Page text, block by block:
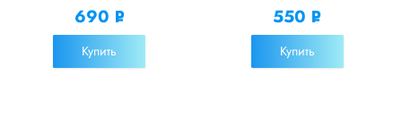
690 Р
УБ.
Купить
550 Р
УБ.
Купить